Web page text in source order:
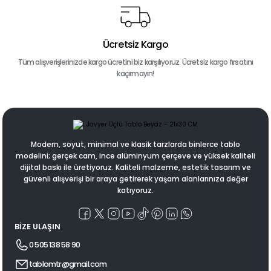
Ücretsiz Kargo
Tüm alışverişlerinizde kargo ücretini biz karşılıyoruz. Ücretsiz kargo fırsatını
kaçırmayın!
Modern, soyut, minimal ve klasik tarzlarda binlerce tablo
modelini; gerçek cam, ince alüminyum çerçeve ve yüksek kaliteli
dijital baskı ile üretiyoruz. Kaliteli malzeme, estetik tasarım ve
güvenli alışverişi bir araya getirerek yaşam alanlarınıza değer
katıyoruz.
BİZE ULAŞIN
0 505 138 58 90
tablomtr@gmail.com